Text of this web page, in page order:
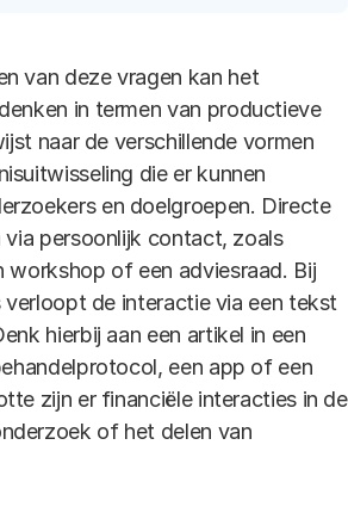
van deze vragen kan het
in termen van productieve
naar de verschillende vormen
die er kunnen
en doelgroepen. Directe
persoonlijk contact, zoals
workshop of een adviesraad. Bij
de interactie via een tekst
hierbij aan een artikel in een
een app of een
zijn er financiële interacties in de
of het delen van